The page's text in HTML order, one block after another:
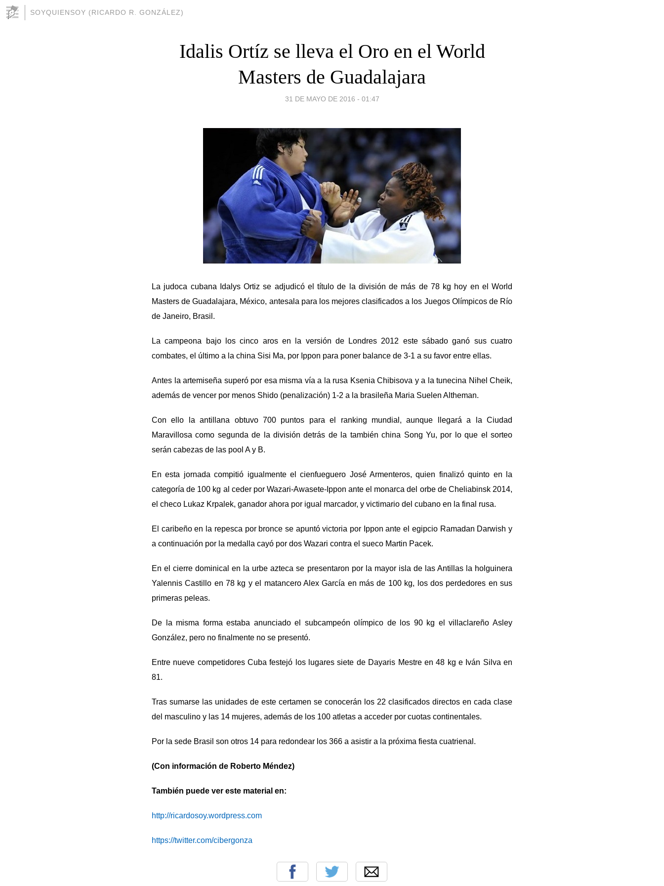
SOYQUIENSOY (RICARDO R. GONZÁLEZ)
Idalis Ortíz se lleva el Oro en el World
Masters de Guadalajara
31 DE MAYO DE 2016 - 01:47
La judoca cubana Idalys Ortiz se adjudicó el título de la división de más de 78 kg hoy en el World
Masters de Guadalajara, México, antesala para los mejores clasificados a los Juegos Olímpicos de Río
de Janeiro, Brasil.
La campeona bajo los cinco aros en la versión de Londres 2012 este sábado ganó sus cuatro
combates, el último a la china Sisi Ma, por Ippon para poner balance de 3-1 a su favor entre ellas.
Antes la artemiseña superó por esa misma vía a la rusa Ksenia Chibisova y a la tunecina Nihel Cheik,
además de vencer por menos Shido (penalización) 1-2 a la brasileña Maria Suelen Altheman.
Con ello la antillana obtuvo 700 puntos para el ranking mundial, aunque llegará a la Ciudad
Maravillosa como segunda de la división detrás de la también china Song Yu, por lo que el sorteo
serán cabezas de las pool A y B.
En esta jornada compitió igualmente el cienfueguero José Armenteros, quien finalizó quinto en la
categoría de 100 kg al ceder por Wazari-Awasete-Ippon ante el monarca del orbe de Cheliabinsk 2014,
el checo Lukaz Krpalek, ganador ahora por igual marcador, y victimario del cubano en la final rusa.
El caribeño en la repesca por bronce se apuntó victoria por Ippon ante el egipcio Ramadan Darwish y
a continuación por la medalla cayó por dos Wazari contra el sueco Martin Pacek.
En el cierre dominical en la urbe azteca se presentaron por la mayor isla de las Antillas la holguinera
Yalennis Castillo en 78 kg y el matancero Alex García en más de 100 kg, los dos perdedores en sus
primeras peleas.
De la misma forma estaba anunciado el subcampeón olímpico de los 90 kg el villaclareño Asley
González, pero no finalmente no se presentó.
Entre nueve competidores Cuba festejó los lugares siete de Dayaris Mestre en 48 kg e Iván Silva en
81.
Tras sumarse las unidades de este certamen se conocerán los 22 clasificados directos en cada clase
del masculino y las 14 mujeres, además de los 100 atletas a acceder por cuotas continentales.
Por la sede Brasil son otros 14 para redondear los 366 a asistir a la próxima fiesta cuatrienal.
(Con información de Roberto Méndez)
También puede ver este material en:
http://ricardosoy.wordpress.com
https://twitter.com/cibergonza